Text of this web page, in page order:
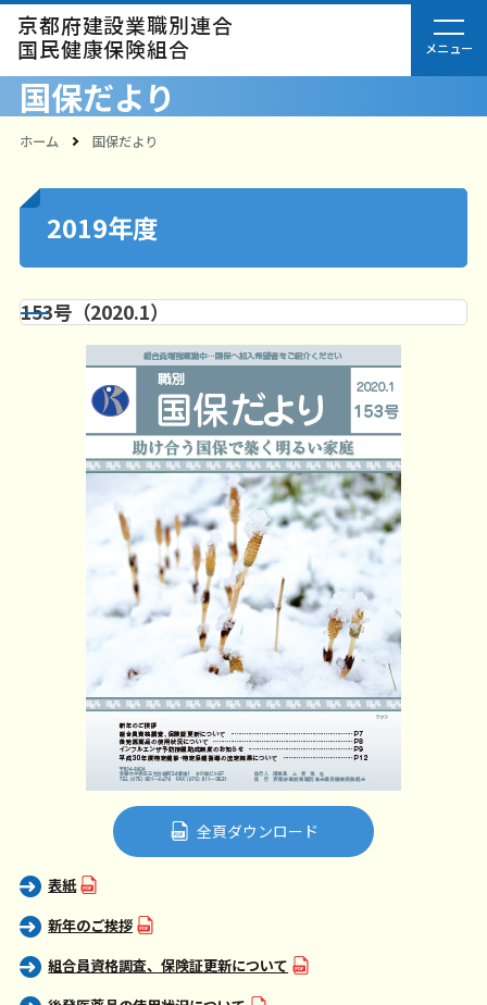
京都府建設業職別連合
国民健康保険組合
国保だより
ホーム 国保だより
2019年度
153号（2020.1）
全頁ダウンロード
表紙
新年のご挨拶
組合員資格調査、保険証更新について